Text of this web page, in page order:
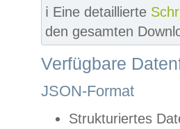
ℹ️ Eine detaillierte
den gesamten
Verfügbare
JSON-Format
Strukturiertes